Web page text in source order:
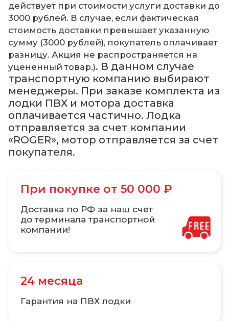
действует при стоимости услуги доставки до
3000 рублей. В случае, если фактическая
стоимость доставки превышает указанную
сумму (3000 рублей), покупатель оплачивает
разницу. Акция не распространяется на
уцененный товар.). В данном случае
транспортную компанию выбирают
менеджеры. При заказе комплекта из
лодки ПВХ и мотора доставка
оплачивается частично. Лодка
отправляется за счет компании
«ROGER», мотор отправляется за счет
покупателя.
При покупке от 50 000 ₽
Доставка по РФ за наш счет
до терминала транспортной
компании!
24 месяца
Гарантия на ПВХ лодки